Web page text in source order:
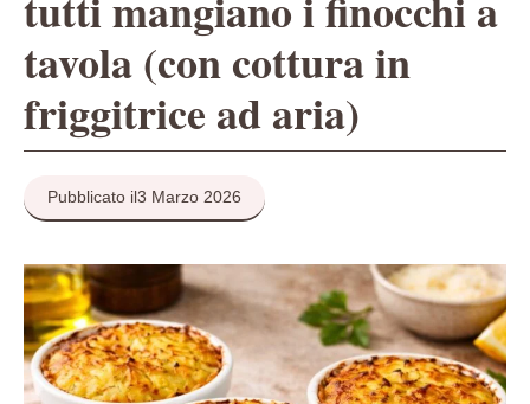
tavola (con cottura in
friggitrice ad aria)
Pubblicato il3 Marzo 2026